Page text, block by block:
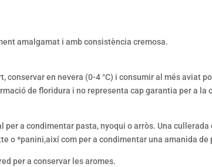
amalgamat i amb consistència cremosa.
conservar en nevera (0-4 °C) i consumir al més aviat
de floridura i no representa cap garantia per a la
a condimentar pasta, nyoqui o arròs. Una
o *panini,així com per a condimentar una amanida de
per a conservar les aromes.